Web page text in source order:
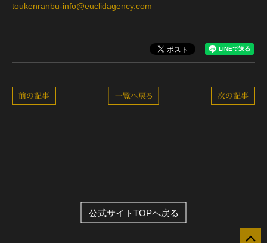
toukenranbu-info@euclidagency.com
次の記事
一覧へ戻る
前の記事
公式サイトTOPへ戻る